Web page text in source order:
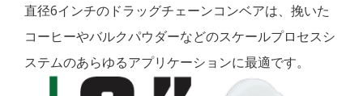
直径6インチのドラッグチェーンコンベアは、挽いた
コーヒーやバルクパウダーなどのスケールプロセスシ
ステムのあらゆるアプリケーションに最適です。